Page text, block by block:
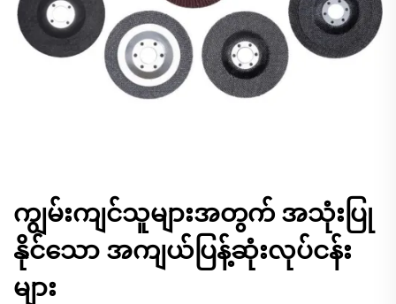
ကျွမ်းကျင်သူများအတွက် အသုံးပြု
နိုင်သော အကျယ်ပြန့်ဆုံးလုပ်ငန်း
များ